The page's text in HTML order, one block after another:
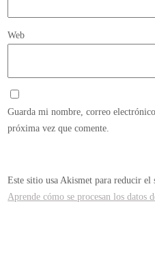
Web
Guarda mi nombre, correo
próxima vez que comente.
Este sitio usa Akismet para reducir el
Aprende cómo se procesan los datos